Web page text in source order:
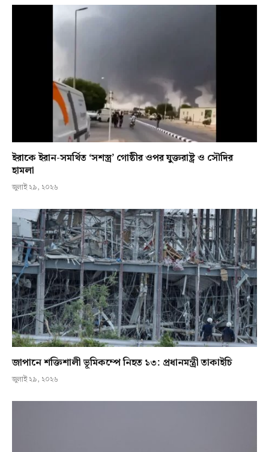
ইরাকে ইরান-সমর্থিত ‘সশস্ত্র’ গোষ্ঠীর ওপর যুক্তরাষ্ট্র ও সৌদির
হামলা
জুলাই ২৯, ২০২৬
জাপানে শক্তিশালী ভূমিকম্পে নিহত ১৩: প্রধানমন্ত্রী তাকাইচি
জুলাই ২৯, ২০২৬